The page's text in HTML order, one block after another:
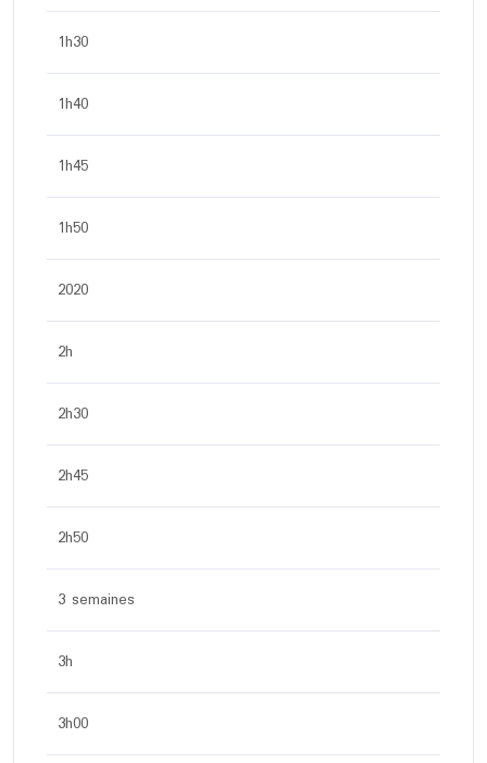
1h30
1h40
1h45
1h50
2020
2h
2h30
2h45
2h50
3 semaines
3h
3h00